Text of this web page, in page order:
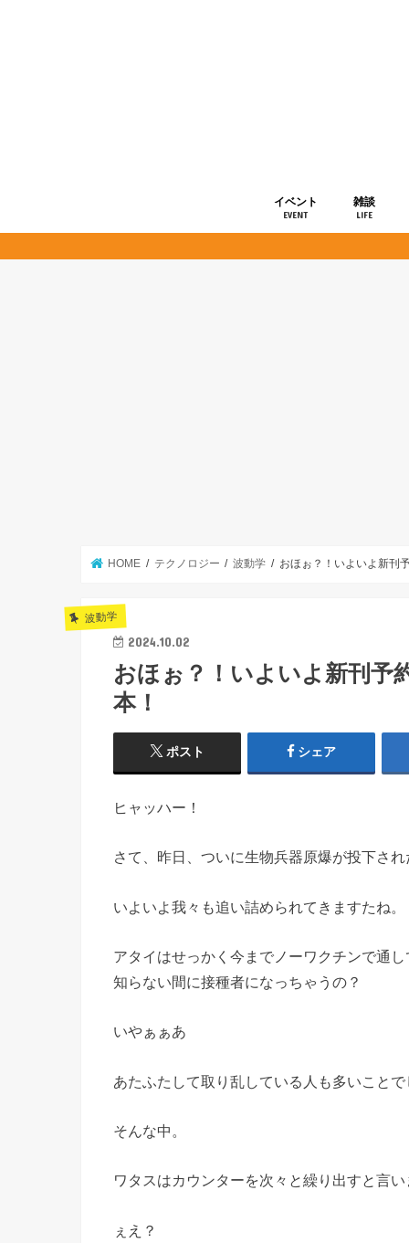
イベント
EVENT
雑談
LIFE
HOME テクノロジー 波動学 おほぉ？！いよいよ新刊
波動学
2024.10.02
おほぉ？！いよいよ新刊予
本！
ポスト シェア
ヒャッハー！
さて、昨日、ついに生物兵器原爆が投下され
いよいよ我々も追い詰められてきますたね。
アタイはせっかく今までノーワクチンで通
知らない間に接種者になっちゃうの？
いやぁぁあ
あたふたして取り乱している人も多いこと
そんな中。
ワタスはカウンターを次々と繰り出すと言
ぇえ？